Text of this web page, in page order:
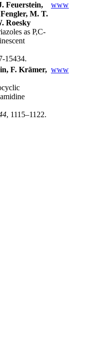
Feuerstein,
M. T.
Roesky
as P,C-
15434.
www
F. Krämer,
, 1115–1122.
www